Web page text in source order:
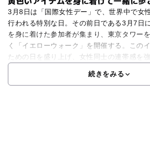
3月8日は「国際女性デー」で、世界中で女
行われる特別な日。その前日である3月7日
を身に着けた参加者が集まり、東京タワー
く「イエローウォーク」を開催する。この
ための日を盛り上げ、女性同士の連帯感を強
続きをみる